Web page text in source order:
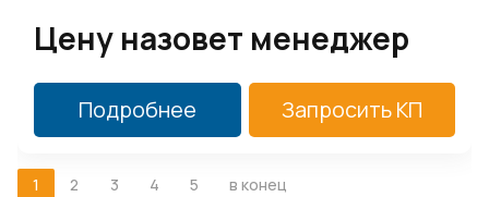
Цену назовет менеджер
Подробнее Запросить КП
1 2 3 4 5 в конец